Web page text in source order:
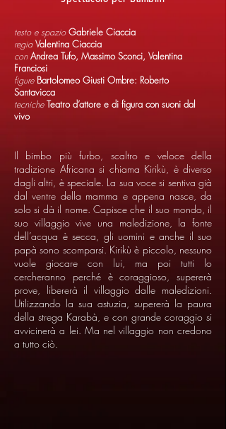
testo e spazio Gabriele Ciaccia
regiaValentina Ciaccia
conAndrea Tufo, Massimo Sconci, Valentina
Franciosi
figure Bartolomeo Giusti Ombre: Roberto
Santavicca
tecnicheTeatro d’attore e di figura con suoni dal
vivo
Il bimbo più furbo, scaltro e veloce della
tradizione Africana si chiama Kirikù, è diverso
dagli altri, è speciale. La sua voce si sentiva già
dal ventre della mamma e appena nasce, da
solo si dà il nome. Capisce che il suo mondo, il
suo villaggio vive una maledizione, la fonte
dell’acqua è secca, gli uomini e anche il suo
papà sono scomparsi. Kirikù è piccolo, nessuno
vuole giocare con lui, ma poi tutti lo
cercheranno perché è coraggioso, supererà
prove, libererà il villaggio dalle maledizioni.
Utilizzando la sua astuzia, supererà la paura
della strega Karabà, e con grande coraggio si
avvicinerà a lei. Ma nel villaggio non credono
a tutto ciò.